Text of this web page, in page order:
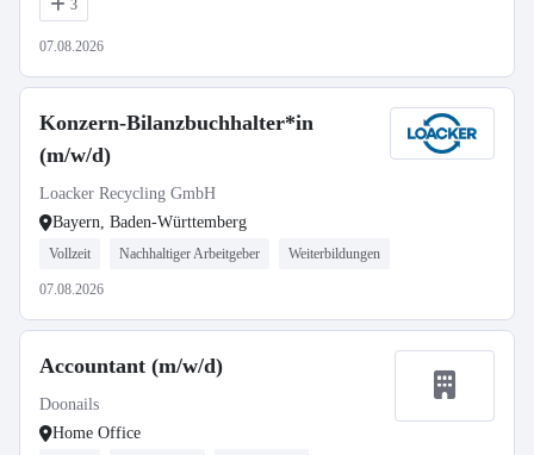
3
07.08.2026
Konzern-Bilanzbuchhalter*in
(m/w/d)
Loacker Recycling GmbH
Bayern, Baden-Württemberg
Vollzeit Nachhaltiger Arbeitgeber Weiterbildungen
07.08.2026
Accountant (m/w/d)
Doonails
Home Office